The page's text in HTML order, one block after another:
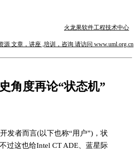
火龙果软件工程技术中心
源 文章，讲座 ,培训，咨询 请访问 www.uml.org.cn
角度再论“状态机”
发者而言(以下也称“用户”)，状
过这也给Intel CT ADE、蓝星际